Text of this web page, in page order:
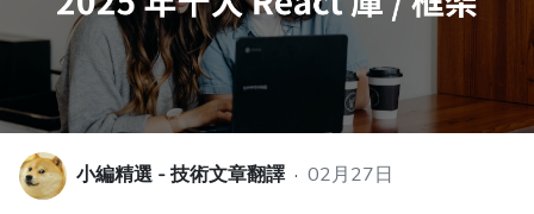
小編精選 - 技術文章翻譯 · 02月27日